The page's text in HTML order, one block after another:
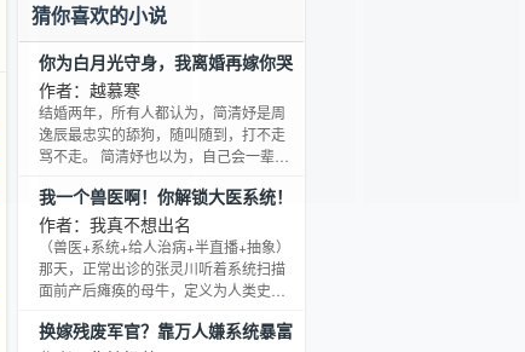
属于角色的力量回到现实。 然而一切并
不止表面上的这些。灾厄降临前，作为
第一批幸运获得游戏内测资格的林科借
此开始了属于自己的故事。 从沼泽巨
蜥，到天灾巨龙。从骑士家族，到帝国
王座，群星荟萃时，登临神座颠。
猜你喜欢的小说
你为白月光守身，我离婚再嫁你哭
什么？
作者：越慕寒
结婚两年，所有人都认为，简清妤是周
逸辰最忠实的舔狗，随叫随到，打不走
骂不走。 简清妤也以为，自己会一辈子
国，打破了她看似平静的生活。 白月光
的出现，让她看清周逸辰心里不会有她
的事实，终于，她不再追着他跑，丢下
了一纸离婚协议，转身离开。 没有她的
周逸辰却处处不习惯，越来越想念，忍
刺到。 宴会上，看着她亲昵的挽着别的
我一个兽医啊！你解锁大医系统！
作者：我真不想出名
（兽医+系统+给人治病+半直播+抽象）
那天，正常出诊的张灵川听着系统扫描
面前产后瘫痪的母牛，定义为人类史上
沉思。 同日，养牛户觉得兽医也是医，
换嫁残废军官？靠万人嫌系统暴富